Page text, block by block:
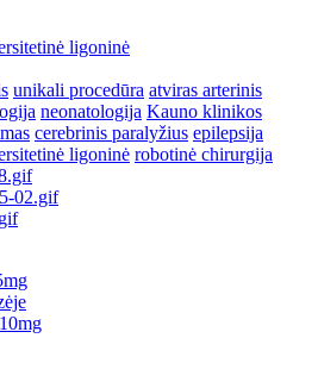
ligoninė
unikali procedūra atviras arterinis
neonatologija Kauno klinikos
cerebrinis paralyžius epilepsija
ligoninė robotinė chirurgija